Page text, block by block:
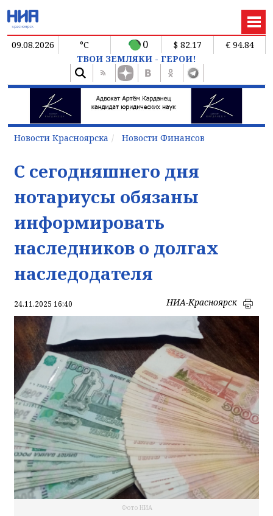
09.08.2026 °C 0 $ 82.17
€ 94.84
ТВОИ ЗЕМЛЯКИ - ГЕРОИ!
Новости Красноярска Новости Финансов
С сегодняшнего дня
нотариусы обязаны
информировать
наследников о долгах
наследодателя
24.11.2025 16:40 НИА-Красноярск
Фото НИА